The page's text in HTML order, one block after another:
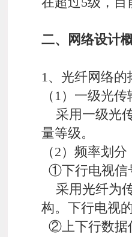
二、网络设计
1、光纤网络
（1）一级光
采用一级光
量等级。
（2）频率划分
①下行电视信
采用光纤为
构。下行电视
②上下行数据